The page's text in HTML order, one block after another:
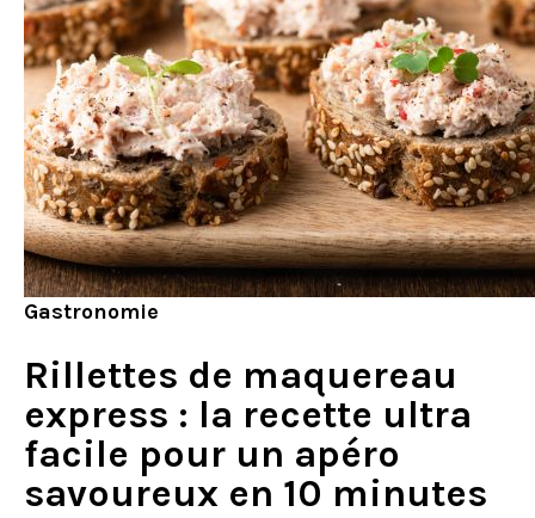
Gastronomie
Rillettes de maquereau
express : la recette ultra
facile pour un apéro
savoureux en 10 minutes